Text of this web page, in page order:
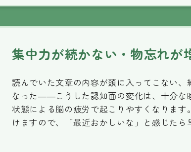
集中力が続かない・物忘れが
読んでいた文章の内容が頭に入ってこない、
なった——こうした認知面の変化は、十分な
状態による脳の疲労で起こりやすくなりま
けますので、「最近おかしいな」と感じたら